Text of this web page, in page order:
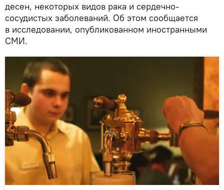
десен, некоторых видов рака и сердечно-
сосудистых заболеваний. Об этом сообщается
в исследовании, опубликованном иностранными
СМИ.